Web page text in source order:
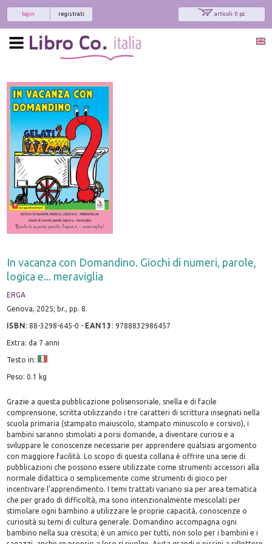
articoli: 0 pz.
registrati
login
In vacanza con Domandino. Giochi di numeri, parole,
logica e... meraviglia
ERGA
Genova, 2025; br., pp. 8.
ISBN:88-3298-645-0 - EAN13 :9788832986457
Extra: da 7 anni
Testo in:
Peso: 0.1 kg
Grazie a questa pubblicazione polisensoriale, snella e di facile
comprensione, scritta utilizzando i tre caratteri di scrittura insegnati nella
scuola primaria (stampato maiuscolo, stampato minuscolo e corsivo), i
bambini saranno stimolati a porsi domande, a diventare curiosi e a
sviluppare le conoscenze necessarie per apprendere qualsiasi argomento
con maggiore facilità. Lo scopo di questa collana è offrire una serie di
pubblicazioni che possono essere utilizzate come strumenti accessori alla
normale didattica o semplicemente come strumenti di gioco per
incentivare l'apprendimento. I temi trattati variano sia per area tematica
che per grado di difficoltà, ma sono intenzionalmente mescolati per
stimolare ogni bambino a utilizzare le proprie capacità, conoscenze o
curiosità su temi di cultura generale. Domandino accompagna ogni
bambino nella sua crescita; è un amico per tutti, non solo per i bambini e i